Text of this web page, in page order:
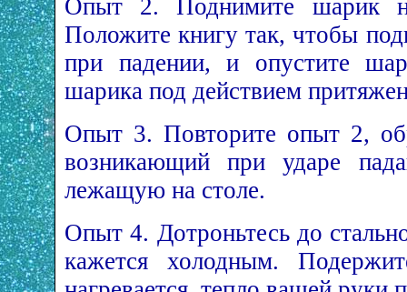
Опыт 2. Поднимите шарик
Положите книгу так, чтобы
при падении, и опустите
шарика под действием
Опыт 3. Повторите опыт 2,
возникающий при ударе
лежащую на столе.
Опыт 4. Дотроньтесь до
кажется холодным.